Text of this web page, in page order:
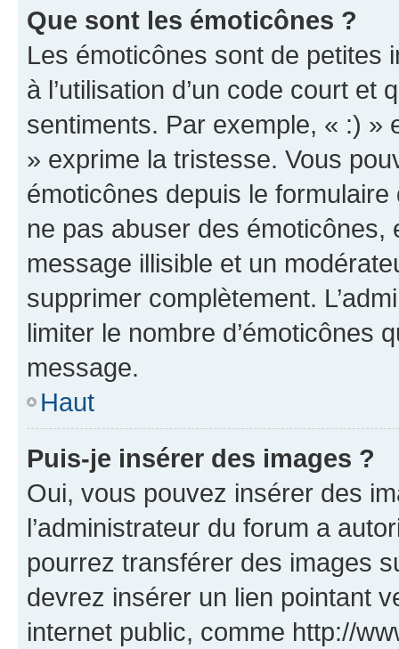
Que sont les émoticônes ?
Les émoticônes sont de petites
à l’utilisation d’un code court et
sentiments. Par exemple, « :) »
» exprime la tristesse. Vous
émoticônes depuis le
ne pas abuser des
message illisible et un
supprimer complètement.
limiter le nombre d’émoticônes
message.
Haut
Puis-je insérer des images ?
Oui, vous pouvez insérer des
l’administrateur du forum a
pourrez transférer des images
devrez insérer un lien pointant
internet public, comme http://